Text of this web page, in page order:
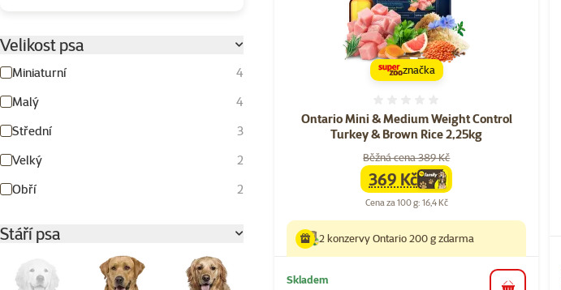
Velikost psa
Miniaturní
4
Malý
4
Střední
3
Velký
2
Obří
2
Stáří psa
Ontario Mini & Medium Weight Control
Turkey & Brown Rice 2,25kg
Běžná cena 389 Kč
familycena
369 Kč
Cena za 100 g: 16,4 Kč
značka
2 konzervy Ontario 200 g zdarma
Skladem